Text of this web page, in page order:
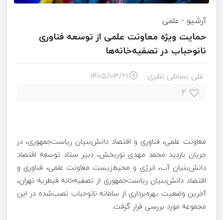
آرشیو - علمی
حمایت ویژه معاونت علمی از توسعه فناوری
نانوحباب در تصفیه‌خانه‌ها
علی بساطی نظری ۱۴۰۵/۰۳/۲۱
۲
معاونت علمی، فناوری و اقتصاد دانش‌بنیان ریاست‌جمهوری، در
جریان بازدید محمد مهدی نوربخش، دبیر ستاد توسعه اقتصاد
دانش‌بنیان آب، انرژی و محیط‌زیست معاونت علمی، فناوری و
اقتصاد دانش‌بنیان ریاست‌جمهوری از تصفیه‌خانه قیطریه تهران،
آخرین وضعیت بهره‌برداری از سامانه نانوحباب نصب‌شده در این
مجموعه مورد بررسی قرار گرفت.